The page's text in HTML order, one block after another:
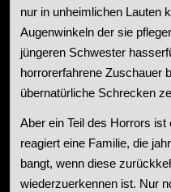
nur in unheimlichen Lauten
Augenwinkeln der sie
jüngeren Schwester
horrorerfahrene Zuschauer
übernatürliche Schrecken
Aber ein Teil des Horrors
reagiert eine Familie, die
bangt, wenn diese
wiederzuerkennen ist. Nur